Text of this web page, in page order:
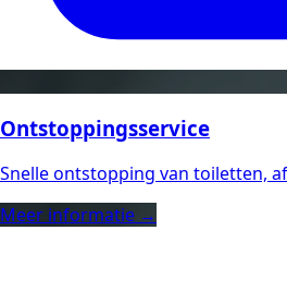
Ontstoppingsservice
Snelle ontstopping van toiletten,
Meer informatie →